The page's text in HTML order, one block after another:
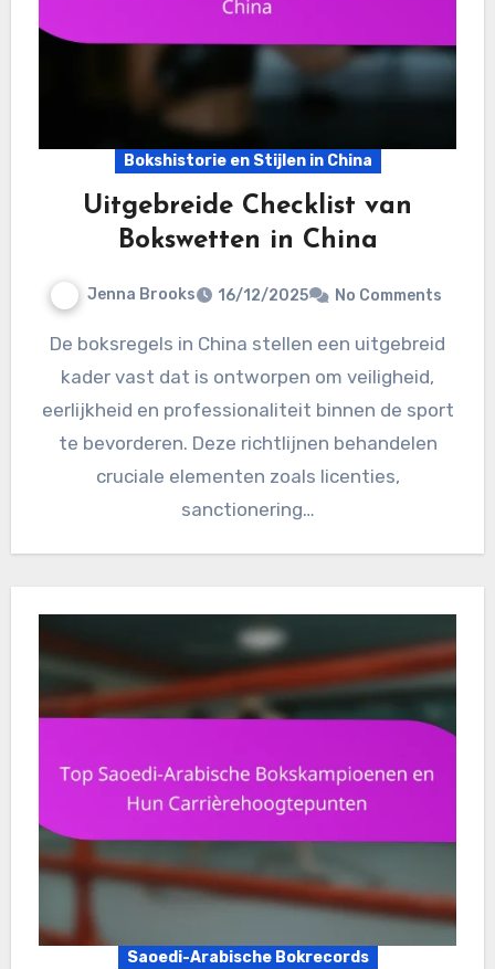
Bokshistorie en Stijlen in China
Uitgebreide Checklist van
Bokswetten in China
Jenna Brooks 16/12/2025 No Comments
De boksregels in China stellen een uitgebreid
kader vast dat is ontworpen om veiligheid,
eerlijkheid en professionaliteit binnen de sport
te bevorderen. Deze richtlijnen behandelen
cruciale elementen zoals licenties,
sanctionering…
Saoedi-Arabische Bokrecords